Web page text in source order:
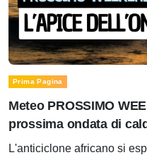
Prima Pagina
Meteo PROSSIMO
prossima ondata di
L'anticiclone africano si